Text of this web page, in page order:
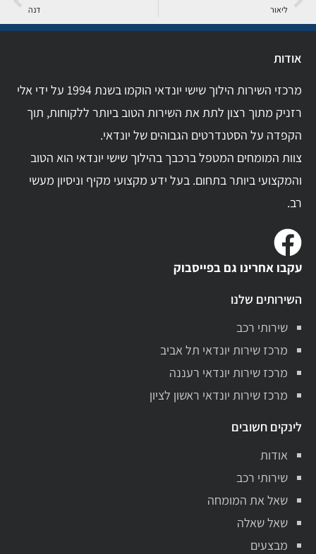
ליאור דנה
אודות
מרכזי השירות הילוך שישי יונדאי הוקמו בשנת 1994 על ידי אלי
רזניק מתוך רצון לתת את השירות הטוב ביותר ללקוחות, תוך
הקפדה על הסטנדרטים הגבוהים של יונדאי.
צוות המומחים המטפל ברכבך בהילוך שישי יונדאי הוא הטוב
והמקצועי ביותר בתחום. בעל ידע מקצועי מקיף וניסיון מעשי
רב.
עקבו אחרינו גם בפייסבוק
השירותים שלנו
שירותי רכב
מרכז שירות יונדאי תל אביב
מרכז שירות יונדאי רעננה
מרכז שירות יונדאי ראשון לציון
לינקים חשובים
אודות
שירותי רכב
שאל את המומחה
שאל שאלה
מבצעים